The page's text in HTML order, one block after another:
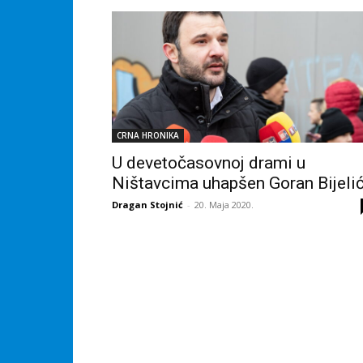
CRNA HRONIKA
U devetočasovnoj drami u
Ništavcima uhapšen Goran
Dragan Stojnić - 20. Maja 2020.